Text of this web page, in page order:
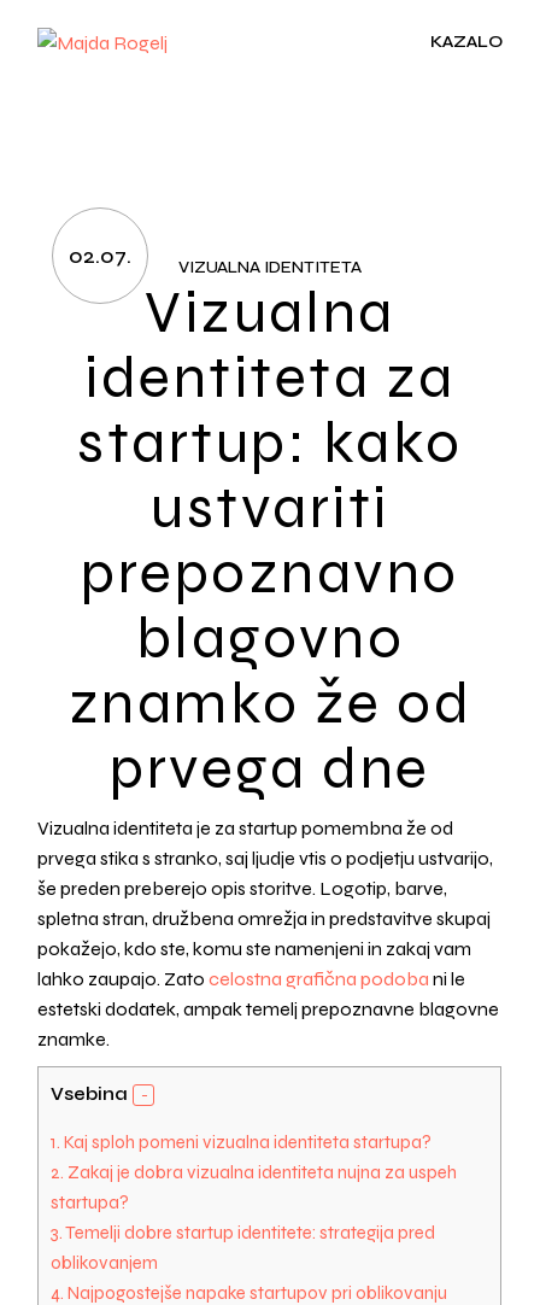
KAZALO
02.07. VIZUALNA IDENTITETA
Vizualna
identiteta za
startup: kako
ustvariti
prepoznavno
blagovno
znamko že od
prvega dne
Vizualna identiteta je za startup pomembna že od
prvega stika s stranko, saj ljudje vtis o podjetju ustvarijo,
še preden preberejo opis storitve. Logotip, barve,
spletna stran, družbena omrežja in predstavitve skupaj
pokažejo, kdo ste, komu ste namenjeni in zakaj vam
lahko zaupajo. Zatocelostna grafična podoba ni le
estetski dodatek, ampak temelj prepoznavne blagovne
znamke.
Vsebina
1. Kaj sploh pomeni vizualna identiteta startupa?
2. Zakaj je dobra vizualna identiteta nujna za uspeh
startupa?
3.Temelji dobre startup identitete: strategija pred
oblikovanjem
4. Najpogostejše napake startupov pri oblikovanju